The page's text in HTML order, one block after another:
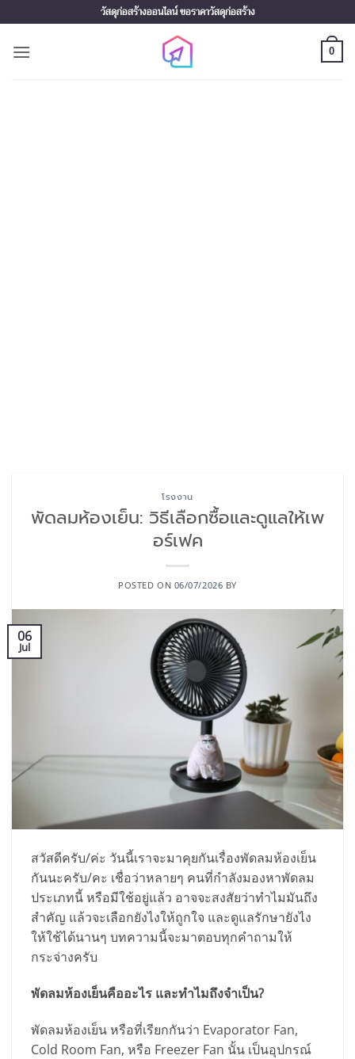
to
content
วัสดุก่อสร้างออนไลน์ ขอราคาวัสดุก่อสร้าง
0
โรงงาน
พัดลมห้องเย็น: วิธีเลือกซื้อและดูแลให้เพ
อร์เฟค
POSTED ON 06/07/2026 BY
06
Jul
สวัสดีครับ/ค่ะ วันนี้เราจะมาคุยกันเรื่องพัดลมห้องเย็น
กันนะครับ/คะ เชื่อว่าหลายๆ คนที่กำลังมองหาพัดลม
ประเภทนี้ หรือมีใช้อยู่แล้ว อาจจะสงสัยว่าทำไมมันถึง
สำคัญ แล้วจะเลือกยังไงให้ถูกใจ และดูแลรักษายังไง
ให้ใช้ได้นานๆ บทความนี้จะมาตอบทุกคำถามให้
กระจ่างครับ
พัดลมห้องเย็นคืออะไร และทำไมถึงจำเป็น?
พัดลมห้องเย็น หรือที่เรียกกันว่า Evaporator Fan,
Cold Room Fan, หรือ Freezer Fan นั้น เป็นอุปกรณ์